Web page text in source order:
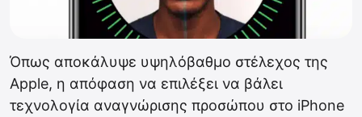
Όπως αποκάλυψε υψηλόβαθμο στέλεχος της
Apple, η απόφαση να επιλέξει να βάλει
τεχνολογία αναγνώρισης προσώπου στο iPhone